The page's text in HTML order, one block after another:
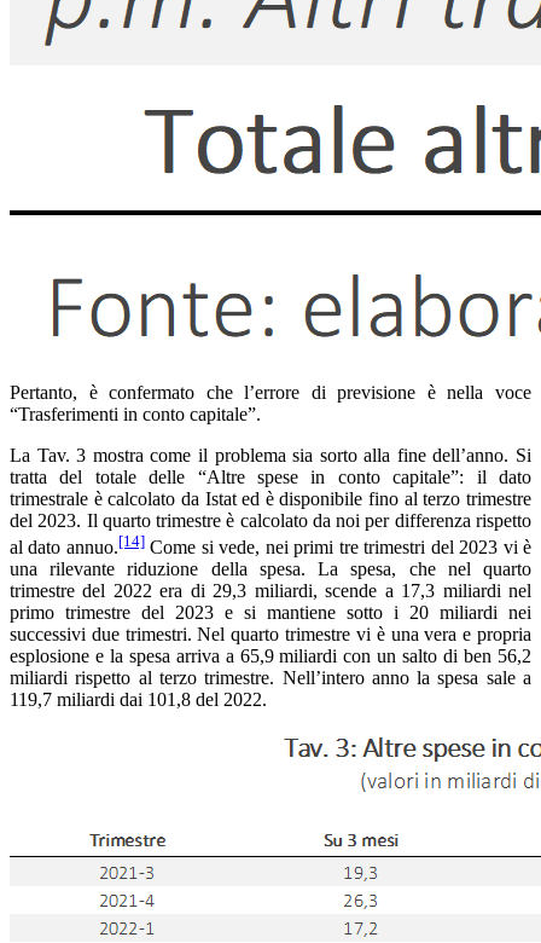
Pertanto, è confermato che l’errore di previsione è nella voce
“Trasferimenti in conto capitale”.
La Tav. 3 mostra come il problema sia sorto alla fine dell’anno. Si
tratta del totale delle “Altre spese in conto capitale”: il dato
trimestrale è calcolato da Istat ed è disponibile fino al terzo trimestre
del 2023. Il quarto trimestre è calcolato da noi per differenza rispetto
al dato annuo.[14]Come si vede, nei primi tre trimestri del 2023 vi è
una rilevante riduzione della spesa. La spesa, che nel quarto
trimestre del 2022 era di 29,3 miliardi, scende a 17,3 miliardi nel
primo trimestre del 2023 e si mantiene sotto i 20 miliardi nei
successivi due trimestri. Nel quarto trimestre vi è una vera e propria
esplosione e la spesa arriva a 65,9 miliardi con un salto di ben 56,2
miliardi rispetto al terzo trimestre. Nell’intero anno la spesa sale a
119,7 miliardi dai 101,8 del 2022.